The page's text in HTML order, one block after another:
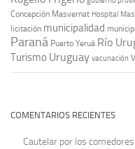
Concepción Masvernat Hospital
licitación municipalidad
Paraná Puerto Yeruá Río
Turismo Uruguay vacunación
COMENTARIOS RECIENTES
Cautelar por los